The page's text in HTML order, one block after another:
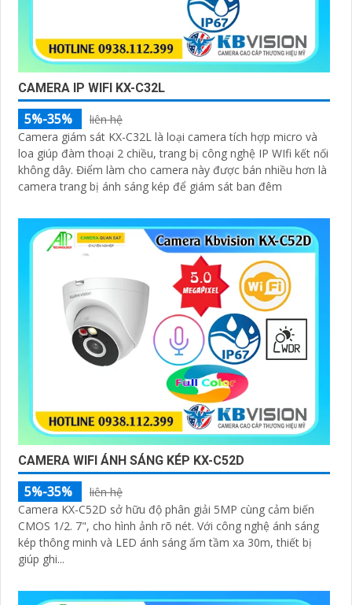
CAMERA IP WIFI KX-C32L
5%-35%
liên hệ
Camera giám sát KX-C32L là loại camera tích hợp micro và
loa giúp đàm thoại 2 chiều, trang bị công nghệ IP WIfi kết nối
không dây. Điểm làm cho camera này được bán nhiều hơn là
camera trang bị ánh sáng kép để giám sát ban đêm
CAMERA WIFI ÁNH SÁNG KÉP KX-C52D
5%-35%
liên hệ
Camera KX-C52D sở hữu độ phân giải 5MP cùng cảm biến
CMOS 1/2. 7", cho hình ảnh rõ nét. Với công nghệ ánh sáng
kép thông minh và LED ánh sáng ấm tầm xa 30m, thiết bị
giúp ghi...